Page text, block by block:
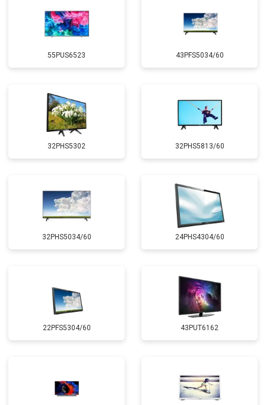
55PUS6523 43PFS5034/60
32PHS5302 32PHS5813/60
32PHS5034/60 24PHS4304/60
22PFS5304/60 43PUT6162